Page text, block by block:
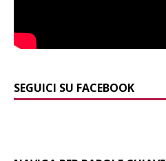
SEGUICI SU FACEBOOK